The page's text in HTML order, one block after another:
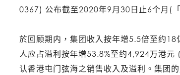
0367) 公布截至2020年9月30日止6个月(
於回顾期内，集团收入按年增5.5倍至约
人应占溢利按年增53.8%至约4,924万港
认香港屯门弦海之销售收入及溢利。集团